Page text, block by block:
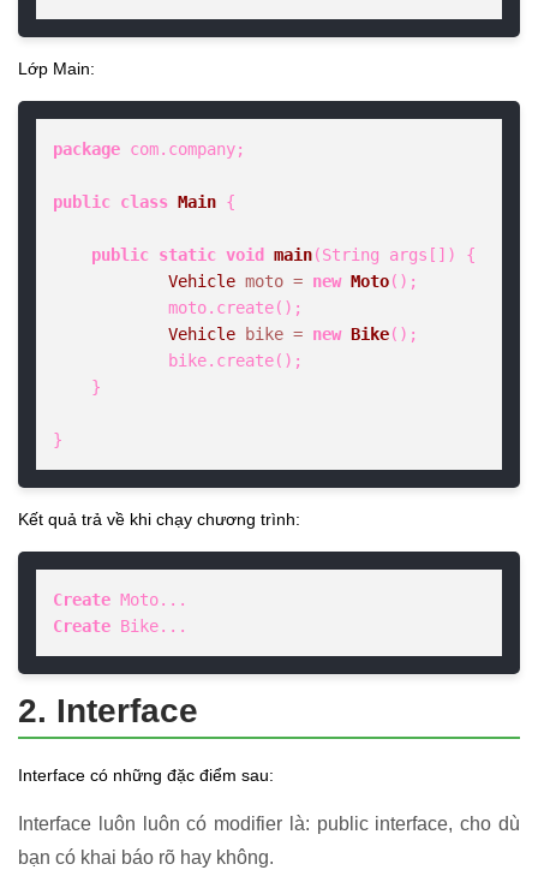
Lớp Main:
package com.company;
public class Main {
public static void main(String args[])
{
Vehicle moto = new Moto();
Vehicle
bike = new Bike();
}
Kết quả trả về khi chạy chương trình:
Create
Create Bike...
2. Interface
Interface có những đặc điểm sau:
Interface luôn luôn có modifier là: public interface, cho dù
bạn có khai báo rõ hay không.